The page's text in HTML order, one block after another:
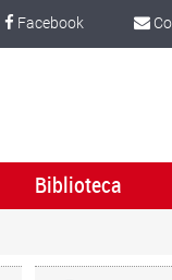
Facebook
Biblioteca